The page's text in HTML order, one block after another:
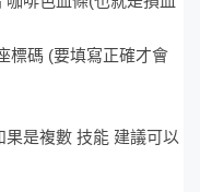
標碼 (要填寫正確才會
是複數 技能 建議可以